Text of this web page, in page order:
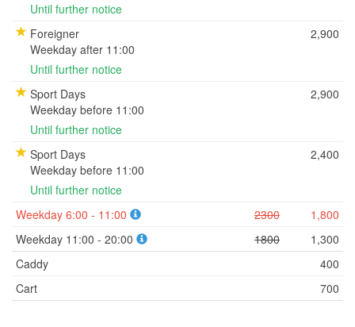
Until further notice
Foreigner
Weekday after 11:00
Until further notice
2,900
Sport Days
Weekday before 11:00
Until further notice
2,900
Sport Days
Weekday before 11:00
Until further notice
2,400
Weekday 6:00 - 11:00 2300
1,800
Weekday 11:00 - 20:00
1800
1,300
Caddy
400
Cart
700